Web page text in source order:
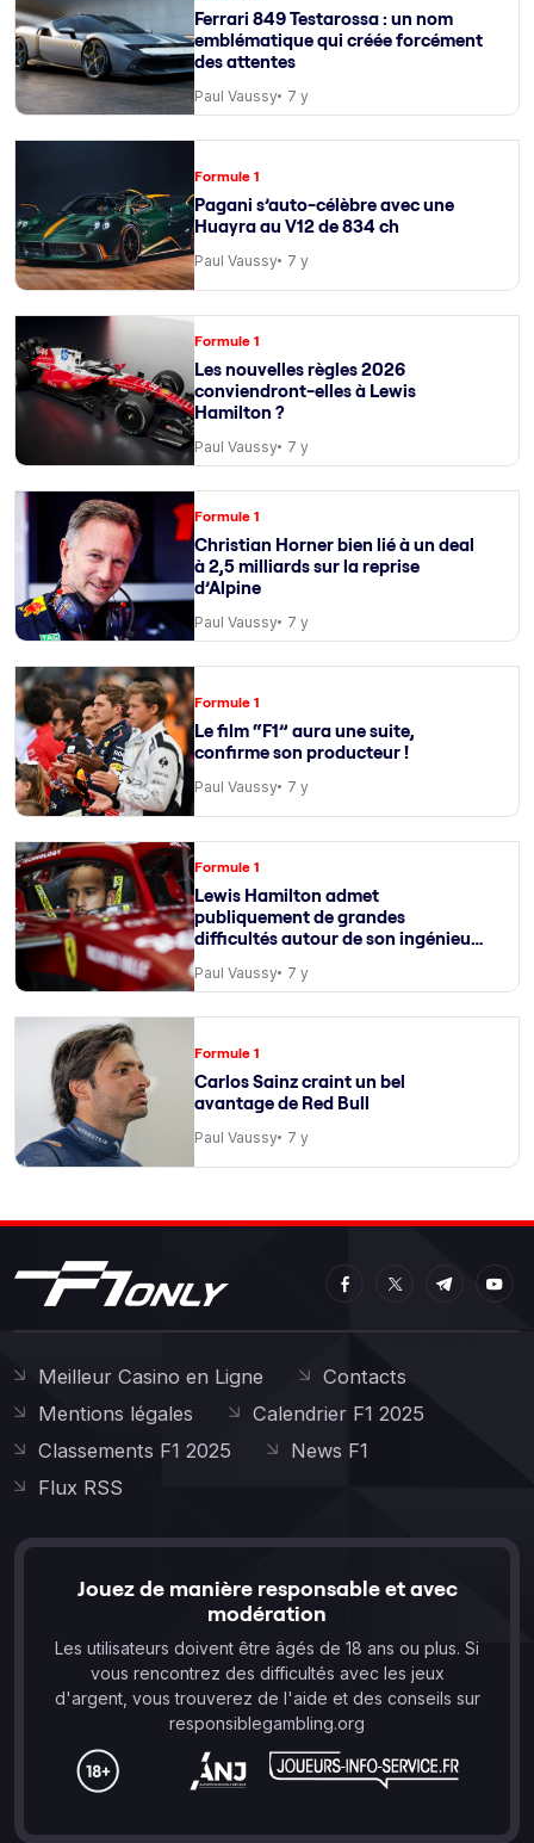
Ferrari 849 Testarossa : un nom
emblématique qui créée forcément
des attentes
Paul Vaussy 7 y
Formule 1
Pagani s’auto-célèbre avec une
Huayra au V12 de 834 ch
Paul Vaussy 7 y
Formule 1
Les nouvelles règles 2026
conviendront-elles à Lewis
Hamilton ?
Paul Vaussy 7 y
Formule 1
Christian Horner bien lié à un deal
à 2,5 milliards sur la reprise
d’Alpine
Paul Vaussy 7 y
Formule 1
Le film “F1” aura une suite,
confirme son producteur !
Paul Vaussy 7 y
Formule 1
Lewis Hamilton admet
publiquement de grandes
difficultés autour de son ingénieur
Paul Vaussy 7 y
Formule 1
Carlos Sainz craint un bel
avantage de Red Bull
Paul Vaussy 7 y
Meilleur Casino en Ligne
Contacts
Mentions légales
Calendrier F1 2025
Classements F1 2025
News F1
Flux RSS
Jouez de manière responsable et avec
modération
Les utilisateurs doivent être âgés de 18 ans ou plus. Si
vous rencontrez des difficultés avec les jeux
d'argent, vous trouverez de l'aide et des conseils sur
responsiblegambling.org